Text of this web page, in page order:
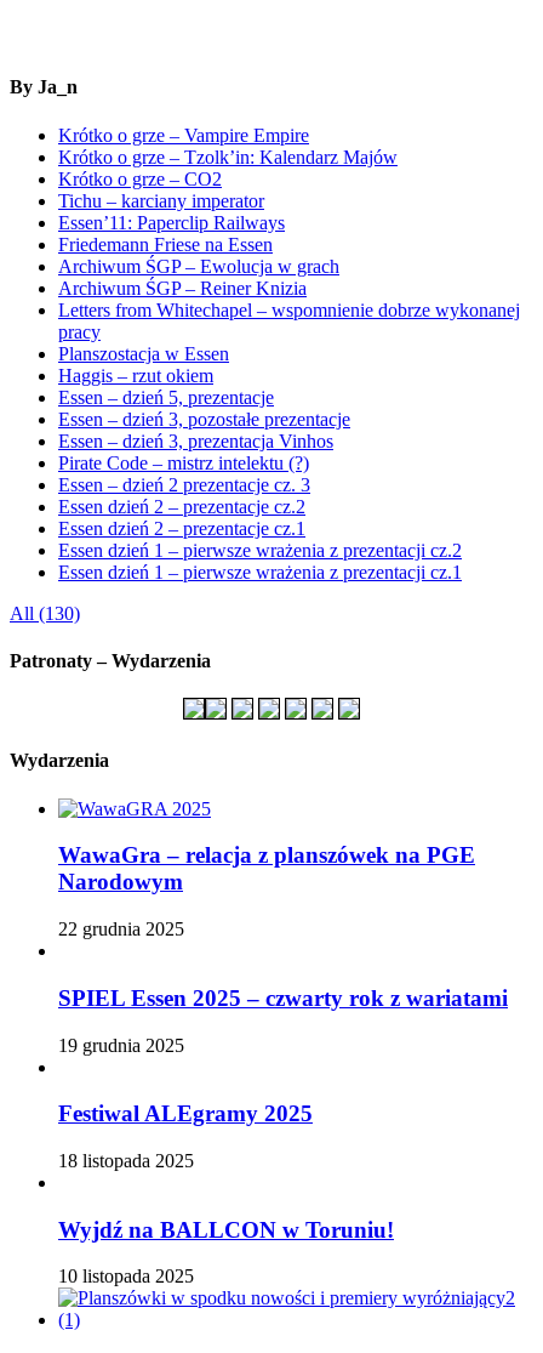
By Ja_n
Krótko o grze – Vampire Empire
Krótko o grze – Tzolk’in: Kalendarz Majów
Krótko o grze – CO2
Tichu – karciany imperator
Essen’11: Paperclip Railways
Friedemann Friese na Essen
Archiwum ŚGP – Ewolucja w grach
Archiwum ŚGP – Reiner Knizia
Letters from Whitechapel – wspomnienie dobrze wykonanej
pracy
Planszostacja w Essen
Haggis – rzut okiem
Essen – dzień 5, prezentacje
Essen – dzień 3, pozostałe prezentacje
Essen – dzień 3, prezentacja Vinhos
Pirate Code – mistrz intelektu (?)
Essen – dzień 2 prezentacje cz. 3
Essen dzień 2 – prezentacje cz.2
Essen dzień 2 – prezentacje cz.1
Essen dzień 1 – pierwsze wrażenia z prezentacji cz.2
Essen dzień 1 – pierwsze wrażenia z prezentacji cz.1
All (130)
Patronaty – Wydarzenia
Wydarzenia
WawaGra – relacja z planszówek na PGE
Narodowym
22 grudnia 2025
SPIEL Essen 2025 – czwarty rok z wariatami
19 grudnia 2025
Festiwal ALEgramy 2025
18 listopada 2025
Wyjdź na BALLCON w Toruniu!
10 listopada 2025